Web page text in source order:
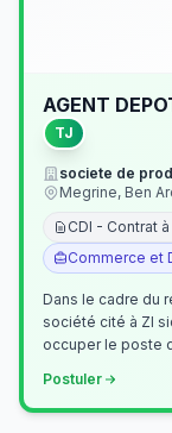
AGENT
TJ
societe de
Megrine, Ben
CDI - Contrat
Commerce et
Dans le cadre du
société cité à ZI sidi
occuper le poste
Postuler